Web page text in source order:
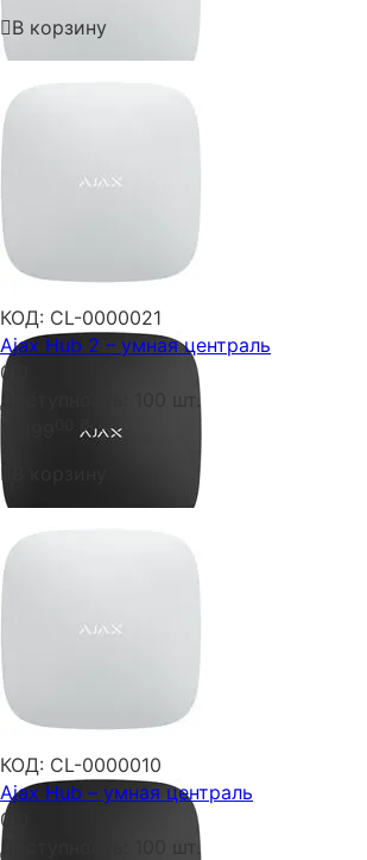
В корзину
КОД: CL-0000021
Ajax Hub 2 – умная централь
0.0
Доступность:
100 шт.
₴
КОД: CL-0000010
Ajax Hub – умная централь
0.0
Доступность:
100 шт.